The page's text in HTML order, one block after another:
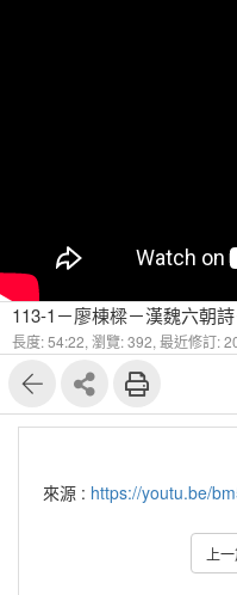
113-1－廖棟樑－漢魏六朝
長度: 54:22, 瀏覽: 392, 最近修訂:
來源 : https://youtu.be/
上